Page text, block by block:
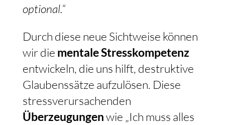
optional.“
Durch diese neue Sichtweise können
wir die mentale Stresskompetenz
entwickeln, die uns hilft, destruktive
Glaubenssätze aufzulösen. Diese
Überzeugungenwie „Ich muss alles